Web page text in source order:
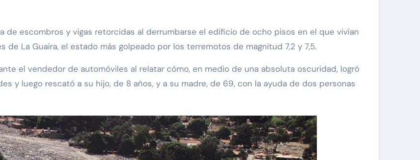
de escombros y vigas retorcidas al derrumbarse el edificio de ocho pisos en el que vivían
de La Guaira, el estado más golpeado por los terremotos de magnitud 7,2 y 7,5.
el vendedor de automóviles al relatar cómo, en medio de una absoluta oscuridad, logró
y luego rescató a su hijo, de 8 años, y a su madre, de 69, con la ayuda de dos personas